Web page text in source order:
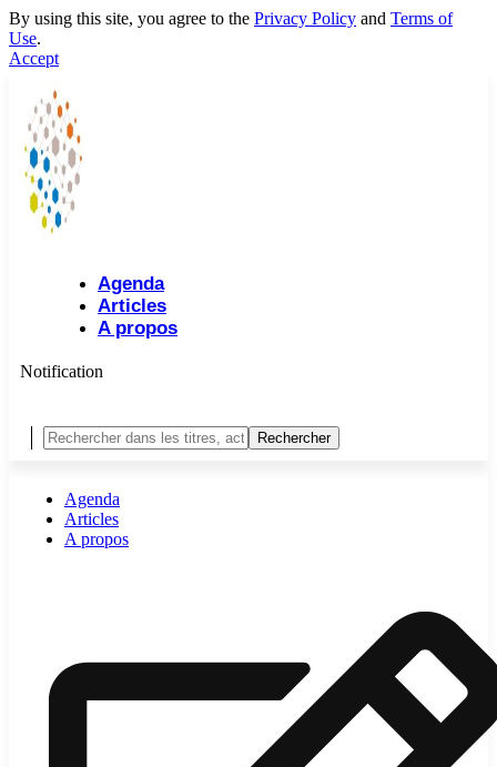
By using this site, you agree to the Privacy Policy and Terms of
Use.
Accept
Agenda
Articles
A propos
Notification
Agenda
Articles
A propos